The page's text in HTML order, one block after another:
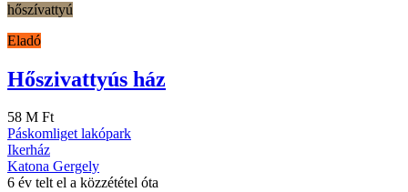
hőszívattyú
Eladó
Hőszivattyús ház
58 M Ft
Páskomliget lakópark
Ikerház
Katona Gergely
6 év telt el a közzététel óta